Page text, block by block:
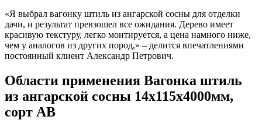
«Я выбрал вагонку штиль из ангарской сосны для отделки
дачи, и результат превзошел все ожидания. Дерево имеет
красивую текстуру, легко монтируется, а цена намного ниже,
чем у аналогов из других пород,» – делится впечатлениями
постоянный клиент Александр Петрович.
Области применения Вагонка штиль
из ангарской сосны 14x115x4000мм,
сорт AB